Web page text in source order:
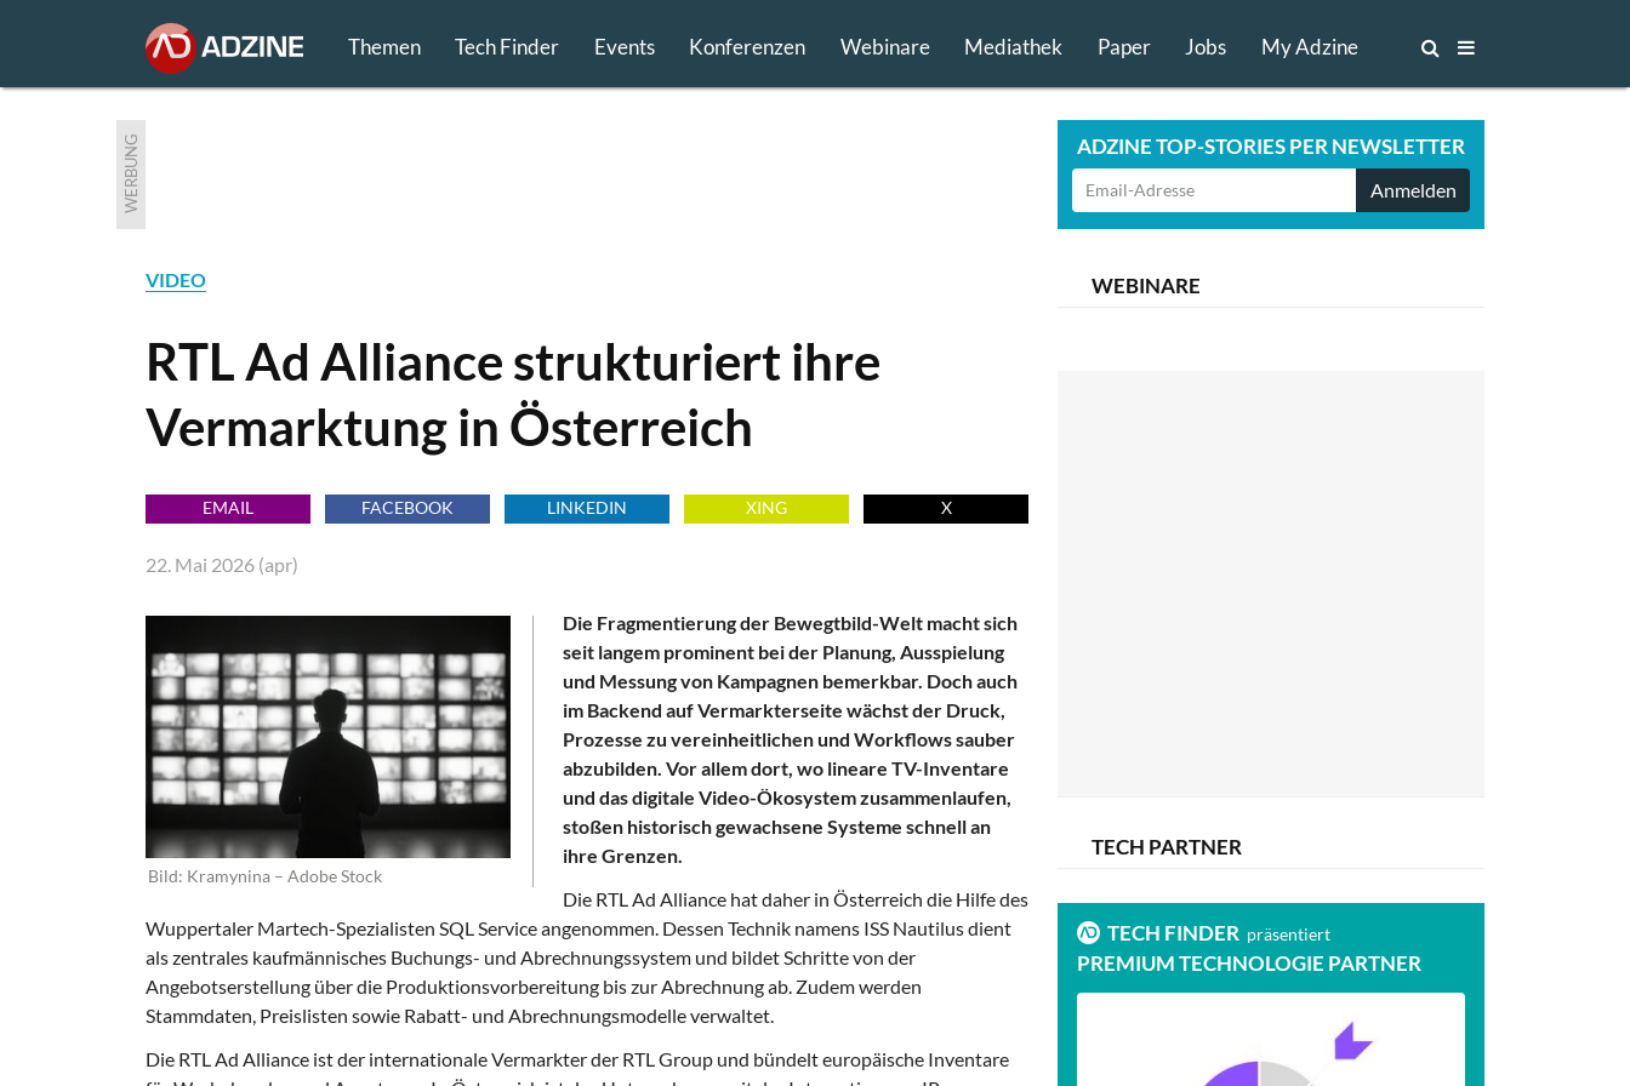
Themen Tech Finder Events Konferenzen Webinare Mediathek Paper Jobs My Adzine
WERBUNG ADZINE TOP-STORIES PER NEWSLETTER
Anmelden
VIDEO
RTL Ad Alliance strukturiert ihre
Vermarktung in Österreich
EMAIL FACEBOOK LINKEDIN XING X
22. Mai 2026 (apr)
Bild: Kramynina – Adobe Stock
Die Fragmentierung der Bewegtbild-Welt macht sich
seit langem prominent bei der Planung, Ausspielung
und Messung von Kampagnen bemerkbar. Doch auch
im Backend auf Vermarkterseite wächst der Druck,
Prozesse zu vereinheitlichen und Workflows sauber
abzubilden. Vor allem dort, wo lineare TV-Inventare
und das digitale Video-Ökosystem zusammenlaufen,
stoßen historisch gewachsene Systeme schnell an
ihre Grenzen.
Die RTL Ad Alliance hat daher in Österreich die Hilfe des
Wuppertaler Martech-Spezialisten SQL Service angenommen. Dessen Technik namens ISS Nautilus dient
als zentrales kaufmännisches Buchungs- und Abrechnungssystem und bildet Schritte von der
Angebotserstellung über die Produktionsvorbereitung bis zur Abrechnung ab. Zudem werden
Stammdaten, Preislisten sowie Rabatt- und Abrechnungsmodelle verwaltet.
Die RTL Ad Alliance ist der internationale Vermarkter der RTL Group und bündelt europäische Inventare
WEBINARE
TECH PARTNER
TECH FINDER präsentiert
PREMIUM TECHNOLOGIE PARTNER